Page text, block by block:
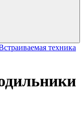
техника